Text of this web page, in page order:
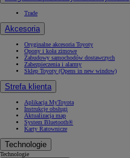
Trade
Akcesoria
Oryginalne akcesoria Toyoty
Opony i koła zimowe
Zabudowy samochodów dostawczych
Zabezpieczenia i alarmy
Sklep Toyoty (Opens in new window)
Strefa klienta
Aplikacja MyToyota
Instrukcje obsługi
Aktualizacja map
System Bluetooth®
Karty Ratownicze
Technologie
Technologie